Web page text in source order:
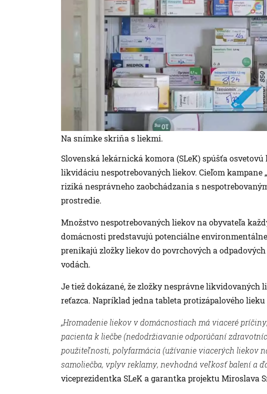
Na snímke skriňa s liekmi.
Slovenská lekárnická komora (SLeK) spúšťa
likvidáciu nespotrebovaných liekov. Cieľom kampane
riziká nesprávneho zaobchádzania s
prostredie.
Množstvo nespotrebovaných liekov na obyvateľa
domácnosti predstavujú potenciálne
prenikajú zložky liekov do povrchových a
vodách.
Je tiež dokázané, že zložky nesprávne likvidovaných
reťazca. Napríklad jedna tableta protizápalového
„Hromadenie liekov v domácnostiach má viaceré
pacienta k liečbe (nedodržiavanie odporúčaní
použiteľnosti, polyfarmácia (užívanie viacerých liekov
samoliečba, vplyv reklamy, nevhodná veľkosť balení a
viceprezidentka SLeK a garantka projektu Miroslava